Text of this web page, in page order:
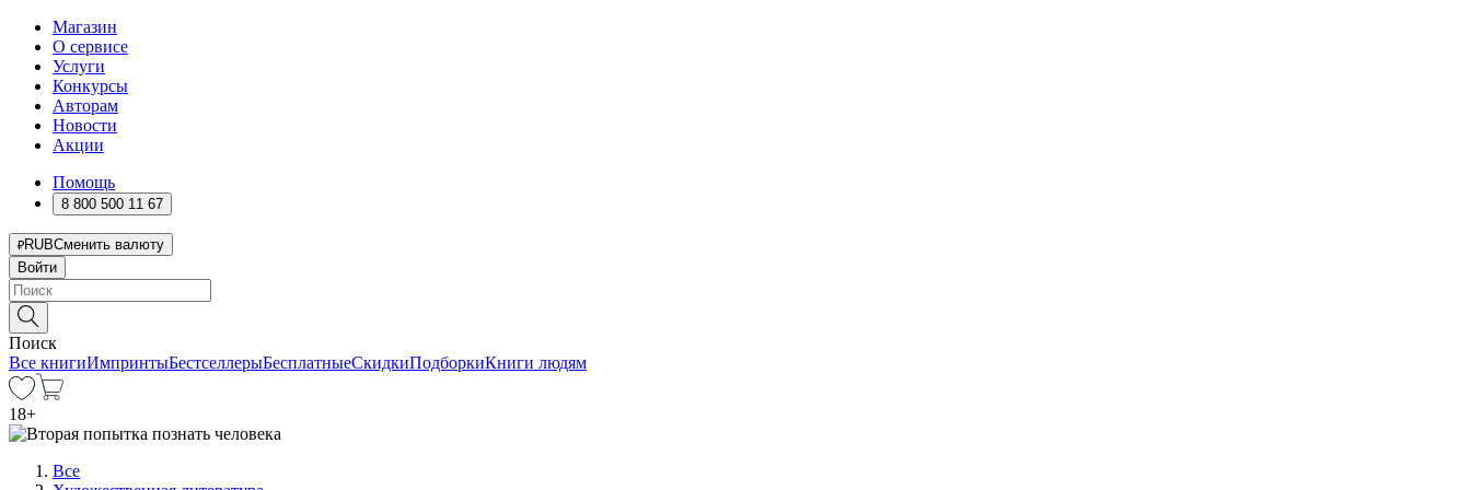
Магазин
О сервисе
Услуги
Конкурсы
Авторам
Новости
Акции
Помощь
8 800 500 11 67
RUBСменить валюту
Войти
Поиск
Все книгиИмпринтыБестселлерыБесплатныеСкидкиПодборкиКниги людям
18+
Все